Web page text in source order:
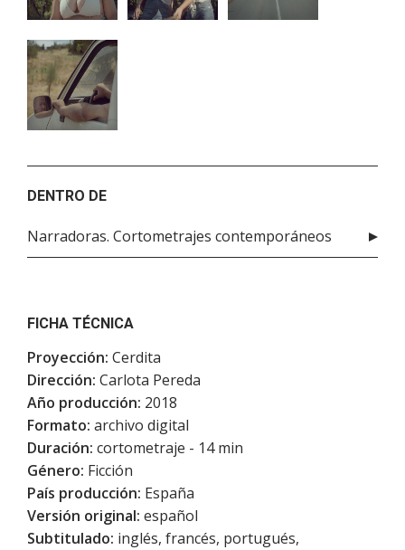
DENTRO DE
Narradoras. Cortometrajes contemporáneos
FICHA TÉCNICA
Proyección: Cerdita
Dirección: Carlota Pereda
Año producción: 2018
Formato: archivo digital
Duración: cortometraje - 14 min
Género: Ficción
País producción: España
Versión original: español
Subtitulado: inglés, francés, portugués,